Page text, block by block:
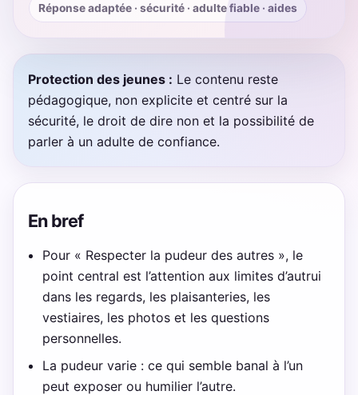
Réponse adaptée · sécurité · adulte fiable · aides
Protection des jeunes : Le contenu reste
pédagogique, non explicite et centré sur la
sécurité, le droit de dire non et la possibilité de
parler à un adulte de confiance.
En bref
Pour « Respecter la pudeur des autres », le
point central est l’attention aux limites d’autrui
dans les regards, les plaisanteries, les
vestiaires, les photos et les questions
personnelles.
La pudeur varie : ce qui semble banal à l’un
peut exposer ou humilier l’autre.